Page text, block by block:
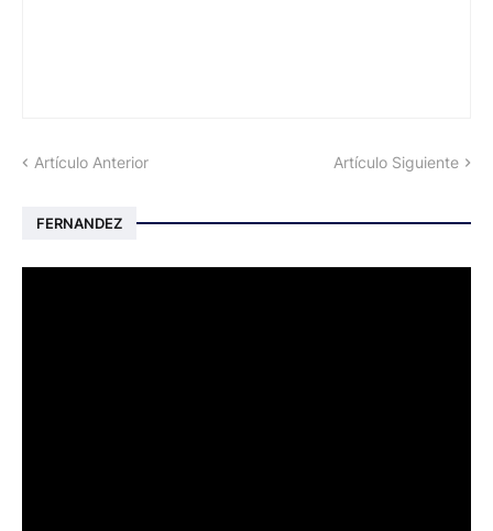
Artículo Anterior Artículo Siguiente
FERNANDEZ